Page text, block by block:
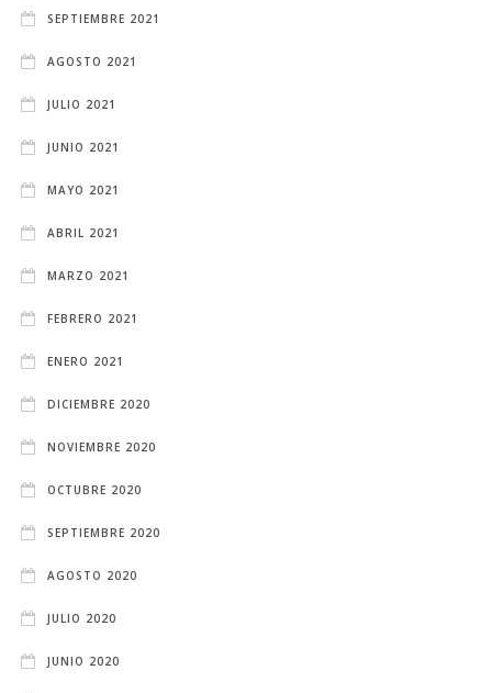
SEPTIEMBRE 2021
AGOSTO 2021
JULIO 2021
JUNIO 2021
MAYO 2021
ABRIL 2021
MARZO 2021
FEBRERO 2021
ENERO 2021
DICIEMBRE 2020
NOVIEMBRE 2020
OCTUBRE 2020
SEPTIEMBRE 2020
AGOSTO 2020
JULIO 2020
JUNIO 2020